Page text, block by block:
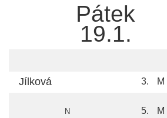
Pátek
19.1.
Jílková 3. M
N 5. M